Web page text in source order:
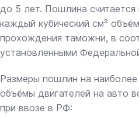
до 5 лет. Пошлина
каждый кубический см³
прохождения таможни, в
установленными
Размеры пошлин на наиболее
объёмы двигателей на авто
при ввозе в РФ: